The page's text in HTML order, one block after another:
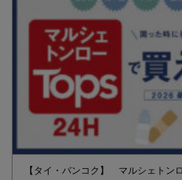
【タイ・バンコク】 マルシェトン